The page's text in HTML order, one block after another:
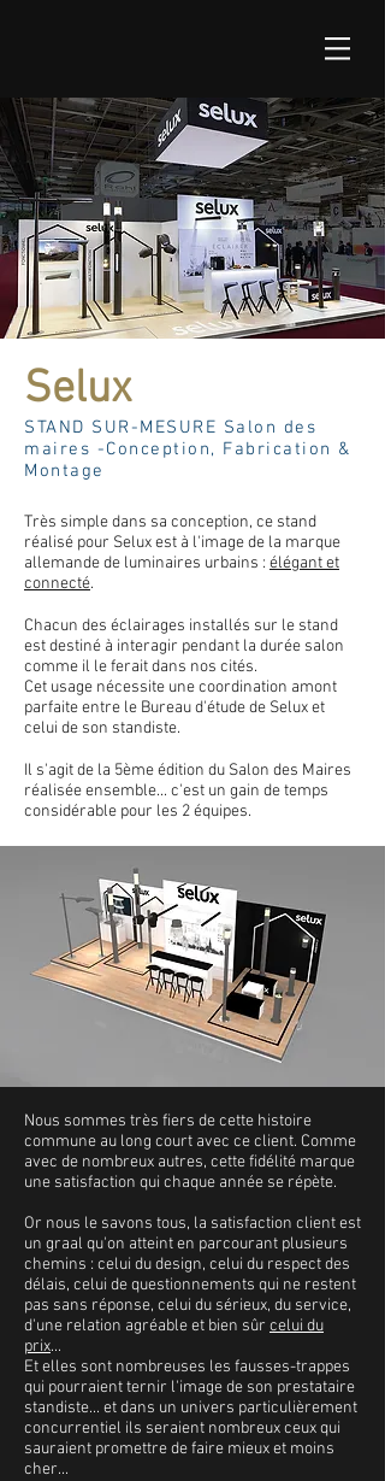
Selux
STAND SUR-MESURE Salon des
maires -Conception, Fabrication &
Montage
Très simple dans sa conception, ce stand
réalisé pour Selux est à l'image de la marque
allemande de luminaires urbains : élégant et
connecté.
Chacun des éclairages installés sur le stand
est destiné à interagir pendant la durée salon
comme il le ferait dans nos cités.
Cet usage nécessite une coordination amont
parfaite entre le Bureau d'étude de Selux et
celui de son standiste.
Il s'agit de la 5ème édition du Salon des Maires
réalisée ensemble... c'est un gain de temps
considérable pour les 2 équipes.
Nous sommes très fiers de cette histoire
commune au long court avec ce client. Comme
avec de nombreux autres, cette fidélité marque
une satisfaction qui chaque année se répète.
Or nous le savons tous, la satisfaction client est
un graal qu'on atteint en parcourant plusieurs
chemins : celui du design, celui du respect des
délais, celui de questionnements qui ne restent
pas sans réponse, celui du sérieux, du service,
d'une relation agréable et bien sûr celui du
prix...
Et elles sont nombreuses les fausses-trappes
qui pourraient ternir l'image de son prestataire
standiste... et dans un univers particulièrement
concurrentiel ils seraient nombreux ceux qui
sauraient promettre de faire mieux et moins
cher...